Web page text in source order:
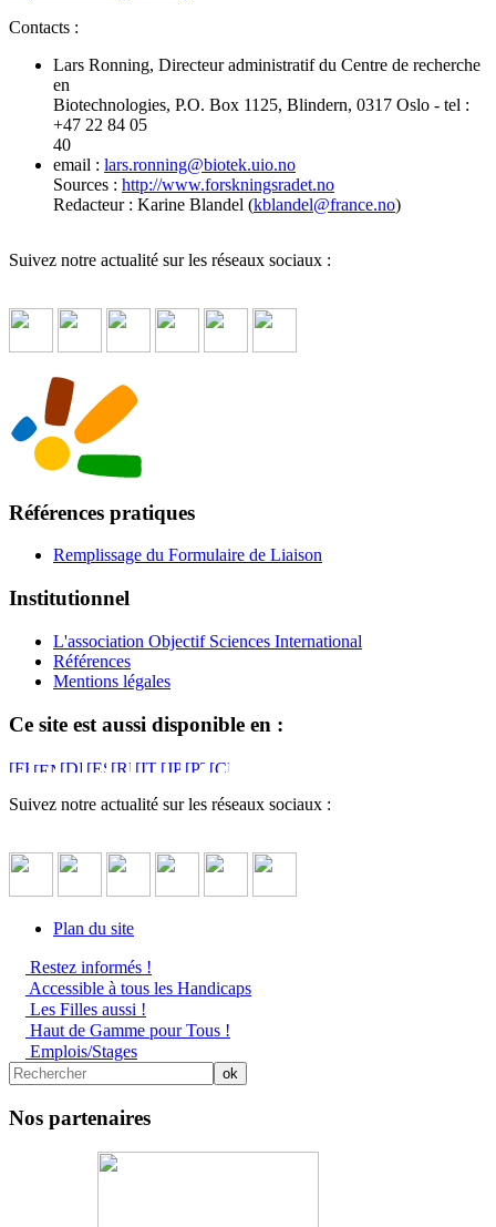
Contacts :
Lars Ronning, Directeur administratif du Centre de recherche
en
Biotechnologies, P.O. Box 1125, Blindern, 0317 Oslo - tel :
+47 22 84 05
40
email : lars.ronning@biotek.uio.no
Sources : http://www.forskningsradet.no
Redacteur : Karine Blandel (kblandel@france.no)
Suivez notre actualité sur les réseaux sociaux :
Références pratiques
Remplissage du Formulaire de Liaison
Institutionnel
L'association Objectif Sciences International
Références
Mentions légales
Ce site est aussi disponible en :
Suivez notre actualité sur les réseaux sociaux :
Plan du site
Restez informés !
Accessible à tous les Handicaps
Les Filles aussi !
Haut de Gamme pour Tous !
Emplois/Stages
Nos partenaires